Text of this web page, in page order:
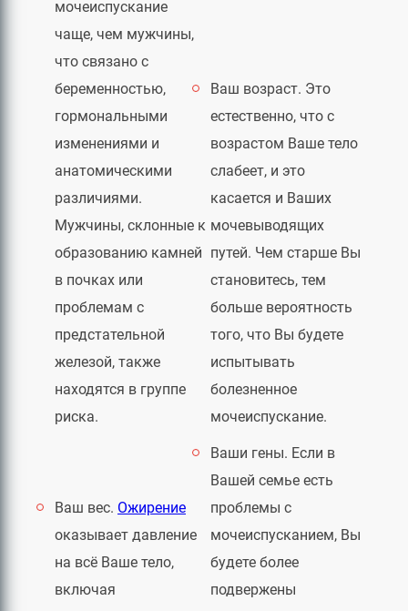
мочеиспускание
чаще, чем мужчины,
что связано с
беременностью,
гормональными
изменениями и
анатомическими
различиями.
Мужчины, склонные к
образованию камней
в почках или
проблемам с
предстательной
железой, также
находятся в группе
риска.
Ваш возраст. Это
естественно, что с
возрастом Ваше тело
слабеет, и это
касается и Ваших
мочевыводящих
путей. Чем старше Вы
становитесь, тем
больше вероятность
того, что Вы будете
испытывать
болезненное
мочеиспускание.
Ваш вес. Ожирение
оказывает давление
на всё Ваше тело,
включая
Ваши гены. Если в
Вашей семье есть
проблемы с
мочеиспусканием, Вы
будете более
подвержены